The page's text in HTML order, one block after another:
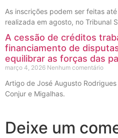
As inscrições podem ser feitas
realizada em agosto, no Tribunal
A cessão de créditos
financiamento de
equilibrar as forças das
março 4, 2026 Nenhum comentário
Artigo de José Augusto
Conjur e Migalhas.
Deixe um